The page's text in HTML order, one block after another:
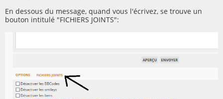
En dessous du message, quand vous l'écrivez, se trouve un
bouton intitulé "FICHIERS JOINTS":